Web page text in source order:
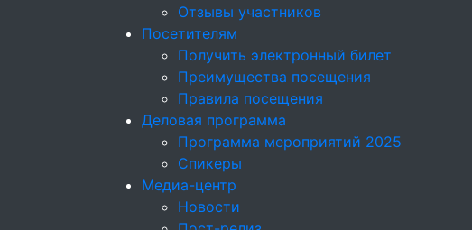
Отзывы участников
Посетителям
Получить электронный билет
Преимущества посещения
Правила посещения
Деловая программа
Программа мероприятий 2025
Спикеры
Медиа-центр
Новости